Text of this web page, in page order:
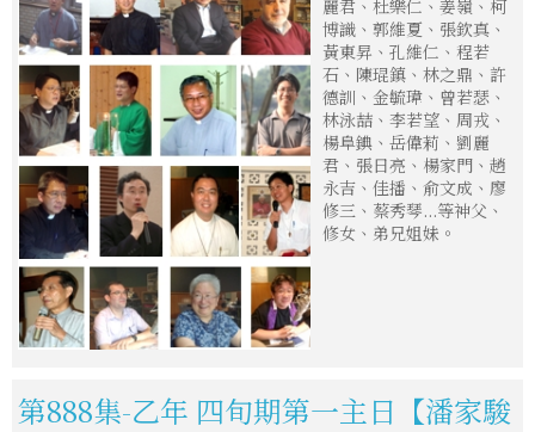
麗君、杜樂仁、姜嶺、柯
博識、郭維夏、張欽真、
黃東昇、孔維仁、程若
石、陳琨鎮、林之鼎、許
德訓、金毓瑋、曾若瑟、
林泳喆、李若望、周戎、
楊阜錪、岳偉莉、劉麗
君、張日亮、楊家門、趙
永吉、佳播、俞文成、廖
修三、蔡秀琴...等神父、
修女、弟兄姐妹。
第888集-乙年 四旬期第一主日【潘家駿